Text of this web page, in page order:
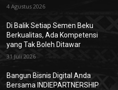
4 Agustus 2026
Di Balik Setiap Semen Beku
Berkualitas, Ada Kompetensi
yang Tak Boleh Ditawar
31 Juli 2026
Bangun Bisnis Digital Anda
Bersama INDIEPARTNERSHIP